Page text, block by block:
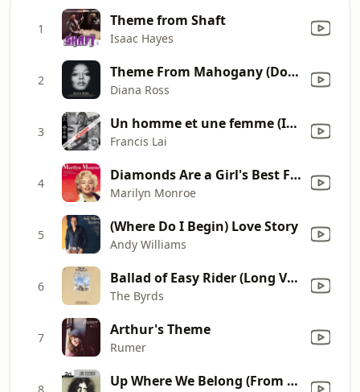
1 Theme from Shaft
Isaac Hayes
2 Theme From Mahogany (Do You Know Where You're Going To)
Diana Ross
3 Un homme et une femme (Instrumental)
Francis Lai
4 Diamonds Are a Girl's Best Friend (From "Gentlemen Prefer Blondes")
Marilyn Monroe
5 (Where Do I Begin) Love Story
Andy Williams
6 Ballad of Easy Rider (Long Version)
The Byrds
7 Arthur's Theme
Rumer
8 Up Where We Belong (From "An Officer and a Gentleman")